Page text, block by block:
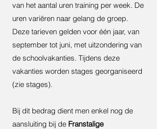
van het aantal uren training per week. De
uren variëren naar gelang de groep.
Deze tarieven gelden voor één jaar, van
september tot juni, met uitzondering van
de schoolvakanties. Tijdens deze
vakanties worden stages georganiseerd
(zie stages).
Bij dit bedrag dient men enkel nog de
aansluiting bij de Franstalige